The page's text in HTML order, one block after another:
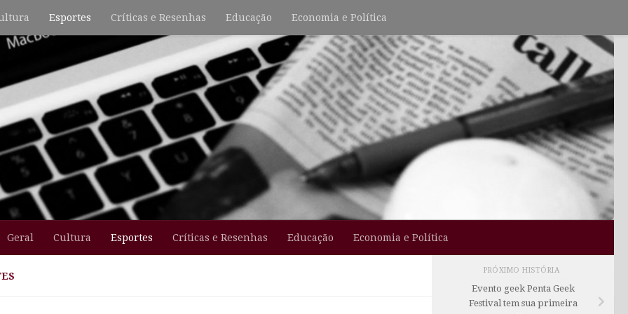
Esportes Críticas e Resenhas Educação Economia e Política
Geral Cultura Esportes Críticas e Resenhas Educação Economia e Política
PRÓXIMO HISTÓRIA
Evento geek Penta Geek
Festival tem sua primeira